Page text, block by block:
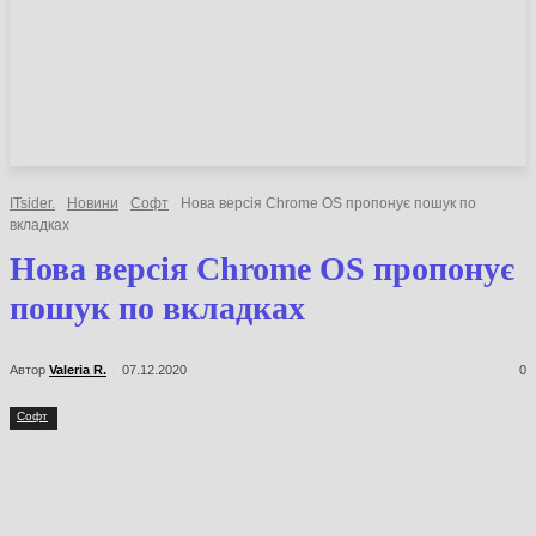
ITsider. Новини Софт
Нова версія Chrome OS пропонує пошук по
вкладках
Нова версія Chrome OS
пропонує пошук по вкладках
Автор Valeria R. 07.12.2020 0
Софт